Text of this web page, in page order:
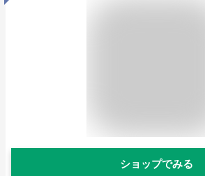
ショップでみる